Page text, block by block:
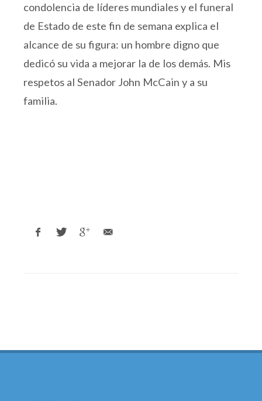
condolencia de líderes mundiales y el funeral
de Estado de este fin de semana explica el
alcance de su figura: un hombre digno que
dedicó su vida a mejorar la de los demás. Mis
respetos al Senador John McCain y a su
familia.